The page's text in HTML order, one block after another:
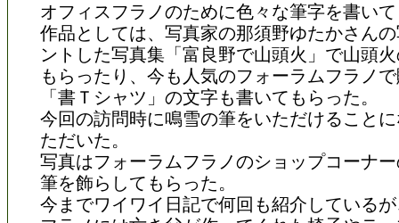
オフィスフラノのために色々な筆字を書い
作品としては、写真家の那須野ゆたかさん
ントした写真集「富良野で山頭火」で山頭
もらったり、今も人気のフォーラムフラノ
「書Ｔシャツ」の文字も書いてもらった。
今回の訪問時に鳴雪の筆をいただけること
ただいた。
写真はフォーラムフラノのショップコーナ
筆を飾らしてもらった。
今までワイワイ日記で何回も紹介している